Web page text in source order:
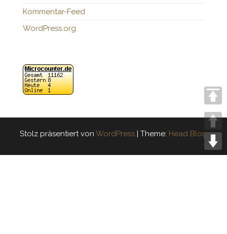
Kommentar-Feed
WordPress.org
Stolz präsentiert von WordPress | Theme: Head Blog